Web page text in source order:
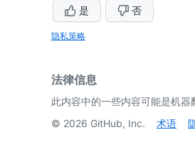
是 否
隐私策略
法律信息
此内容中的一些内容可能是机器
© 2026 GitHub, Inc. 术语